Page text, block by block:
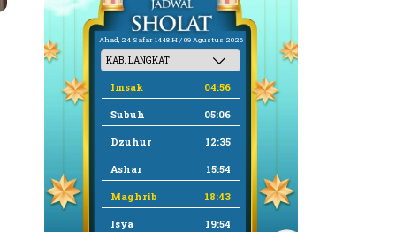
Ahad, 24 Safar 1448 H / 09 Agustus 2026
Imsak 04:56
Subuh 05:06
Dzuhur 12:35
Ashar 15:54
Maghrib 18:43
Isya 19:54